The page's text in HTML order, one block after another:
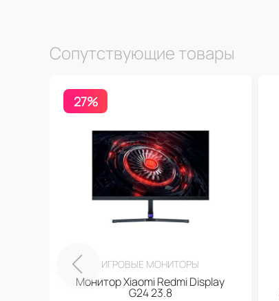
Сопутствующие товары
27%
ИГРОВЫЕ МОНИТОРЫ
Монитор Xiaomi Redmi Display
G24 23.8